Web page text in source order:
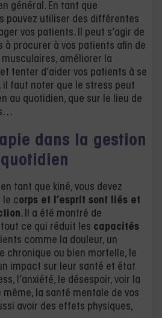
général. En tant que
pouvez utiliser des différentes
vos patients. Il peut s’agir de
à procurer à vos patients afin de
améliorer la
tenter d’aider vos patients à se
il faut noter que le stress peut
au quotidien, que sur le lieu de
dans la gestion
en tant que kiné, vous devez
le corps et l’esprit sont liés et
. Il a été montré de
ce qui réduit les capacités
comme la douleur, un
chronique ou bien mortelle, le
impact sur leur santé et état
l’anxiété, le désespoir, voir la
même, la santé mentale de vos
avoir des effets physiques,